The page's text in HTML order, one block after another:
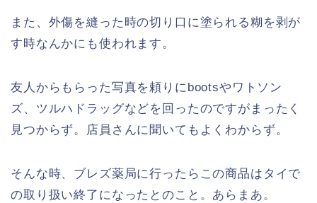
また、外傷を縫った時の切り口に塗られる糊を剥が
す時なんかにも使われます。
友人からもらった写真を頼りにbootsやワトソン
ズ、ツルハドラッグなどを回ったのですがまったく
見つからず。店員さんに聞いてもよくわからず。
そんな時、ブレズ薬局に行ったらこの商品はタイで
の取り扱い終了になったとのこと。あらまあ。